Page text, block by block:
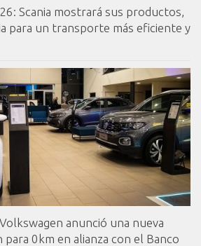
Scania mostrará sus productos,
para un transporte más eficiente y
anunció una nueva
para 0km en alianza con el Banco